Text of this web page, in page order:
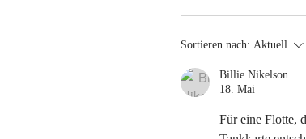
Sortieren nach: Aktuell
Billie Nikelson
18. Mai
Für eine Flotte,